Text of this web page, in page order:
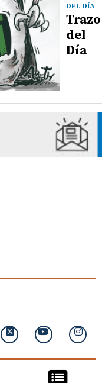
DEL DÍA
Trazo
del
Día